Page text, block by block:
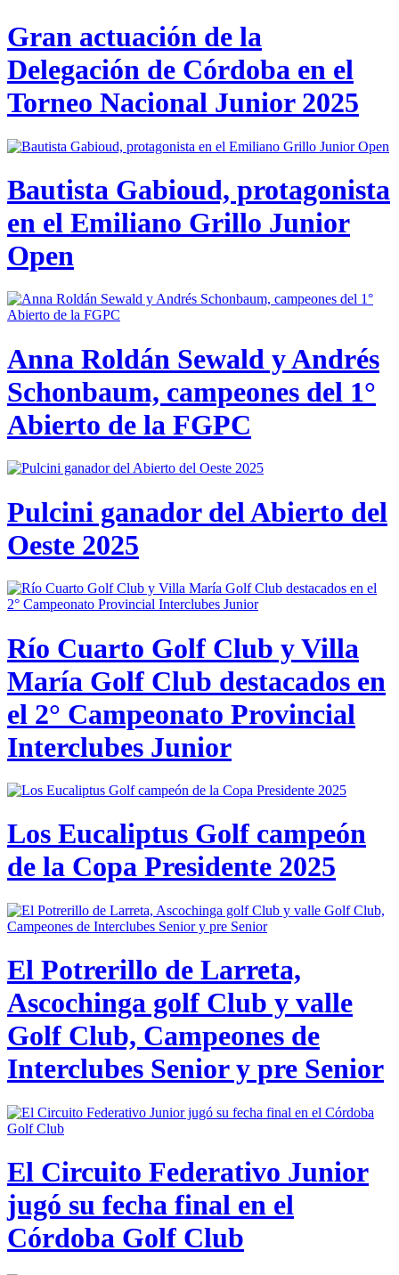
Gran actuación de la
Delegación de Córdoba en el
Torneo Nacional Junior 2025
Bautista Gabioud, protagonista
en el Emiliano Grillo Junior
Open
Anna Roldán Sewald y Andrés
Schonbaum, campeones del 1°
Abierto de la FGPC
Pulcini ganador del Abierto del
Oeste 2025
Río Cuarto Golf Club y Villa
María Golf Club destacados en
el 2° Campeonato Provincial
Interclubes Junior
Los Eucaliptus Golf campeón
de la Copa Presidente 2025
El Potrerillo de Larreta,
Ascochinga golf Club y valle
Golf Club, Campeones de
Interclubes Senior y pre Senior
El Circuito Federativo Junior
jugó su fecha final en el
Córdoba Golf Club